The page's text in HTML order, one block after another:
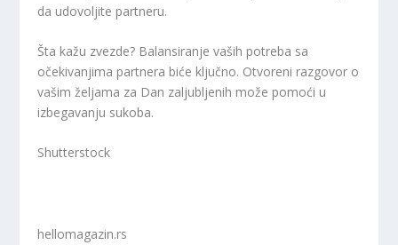
da udovoljite partneru.
Šta kažu zvezde? Balansiranje vaših potreba sa
očekivanjima partnera biće ključno. Otvoreni razgovor o
vašim željama za Dan zaljubljenih može pomoći u
izbegavanju sukoba.
Shutterstock
hellomagazin.rs